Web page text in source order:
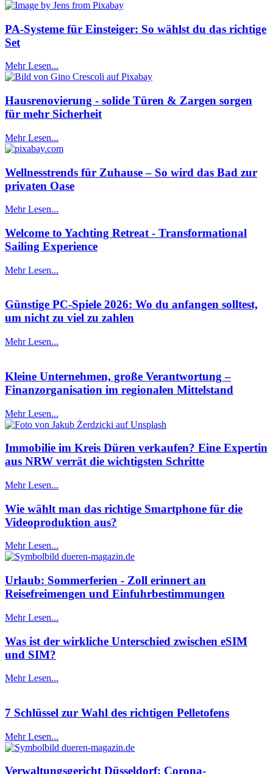
PA-Systeme für Einsteiger: So wählst du das richtige
Set
Mehr Lesen...
Hausrenovierung - solide Türen & Zargen sorgen
für mehr Sicherheit
Mehr Lesen...
Wellnesstrends für Zuhause – So wird das Bad zur
privaten Oase
Mehr Lesen...
Welcome to Yachting Retreat - Transformational
Sailing Experience
Mehr Lesen...
Günstige PC-Spiele 2026: Wo du anfangen solltest,
um nicht zu viel zu zahlen
Mehr Lesen...
Kleine Unternehmen, große Verantwortung –
Finanzorganisation im regionalen Mittelstand
Mehr Lesen...
Immobilie im Kreis Düren verkaufen? Eine Expertin
aus NRW verrät die wichtigsten Schritte
Mehr Lesen...
Wie wählt man das richtige Smartphone für die
Videoproduktion aus?
Mehr Lesen...
Urlaub: Sommerferien - Zoll erinnert an
Reisefreimengen und Einfuhrbestimmungen
Mehr Lesen...
Was ist der wirkliche Unterschied zwischen eSIM
und SIM?
Mehr Lesen...
7 Schlüssel zur Wahl des richtigen Pelletofens
Mehr Lesen...
Verwaltungsgericht Düsseldorf: Corona-